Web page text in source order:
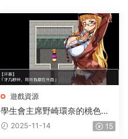
遊戲資源
學生會主席野崎環奈的桃色煩
惱 2025-11-14 15